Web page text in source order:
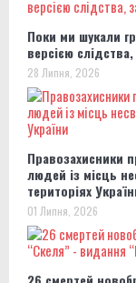
Поки ми шукали
версією
28 Липня, 2026
Правозахисники
людей із місць
територіях
01 Липня, 2026